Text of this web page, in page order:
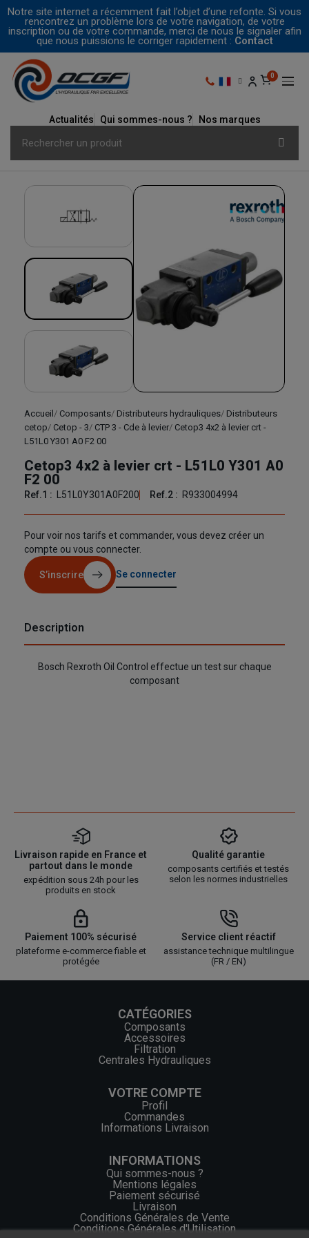
Notre site internet a récemment fait l’objet d’une refonte. Si vous
rencontrez un problème lors de votre navigation, de votre
inscription ou de votre commande, merci de nous le signaler afin
que nous puissions le corriger rapidement : Contact
Actualités Qui sommes-nous ? Nos marques
Accueil Composants Distributeurs hydrauliques Distributeurs
cetop
Cetop - 3 CTP 3 - Cde à levier Cetop3 4x2 à levier crt -
L51L0 Y301 A0 F2 00
Cetop3 4x2 à levier crt - L51L0 Y301 A0
F2 00
Ref.1 : L51L0Y301A0F200 Ref.2 : R933004994
Pour voir nos tarifs et commander, vous devez créer un
compte ou vous connecter.
S’inscrire Se connecter
Description
Bosch Rexroth Oil Control effectue un test sur chaque
composant
Livraison rapide en France et
partout dans le monde
expédition sous 24h pour les
produits en stock
Qualité garantie
composants certifiés et testés
selon les normes industrielles
Paiement 100% sécurisé
plateforme e-commerce fiable et
protégée
Service client réactif
assistance technique multilingue
(FR / EN)
CATÉGORIES
Composants
Accessoires
Filtration
Centrales Hydrauliques
VOTRE COMPTE
Profil
Commandes
Informations Livraison
INFORMATIONS
Qui sommes-nous ?
Mentions légales
Paiement sécurisé
Livraison
Conditions Générales de Vente
Conditions Générales d'Utilisation